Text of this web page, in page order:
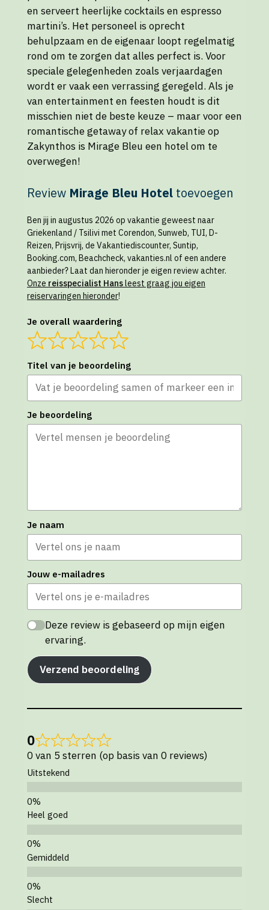
en serveert heerlijke cocktails en espresso
martini’s. Het personeel is oprecht
behulpzaam en de eigenaar loopt regelmatig
rond om te zorgen dat alles perfect is. Voor
speciale gelegenheden zoals verjaardagen
wordt er vaak een verrassing geregeld. Als je
van entertainment en feesten houdt is dit
misschien niet de beste keuze – maar voor een
romantische getaway of relax vakantie op
Zakynthos is Mirage Bleu een hotel om te
overwegen!
Review Mirage Bleu Hotel toevoegen
Ben jij in augustus 2026 op vakantie geweest naar
Griekenland / Tsilivi met Corendon, Sunweb, TUI, D-
Reizen, Prijsvrij, de Vakantiediscounter, Suntip,
Booking.com, Beachcheck, vakanties.nl of een andere
aanbieder? Laat dan hieronder je eigen review achter.
Onze reisspecialist Hansleest graag jou eigen
reiservaringen hieronder!
Je overall waardering
Titel van je beoordeling
Je beoordeling
Je naam
Jouw e-mailadres
Deze review is gebaseerd op mijn eigen
ervaring.
Verzend beoordeling
0
0 van 5 sterren (op basis van 0 reviews)
Uitstekend
Heel goed
Gemiddeld
Slecht